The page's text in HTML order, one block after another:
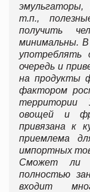
т.п.,
получить
минимальны.
очередь и
на продукты
фактором
территории
овощей и
привязана к
приемлема
импортных
Сможет ли
полностью
входит